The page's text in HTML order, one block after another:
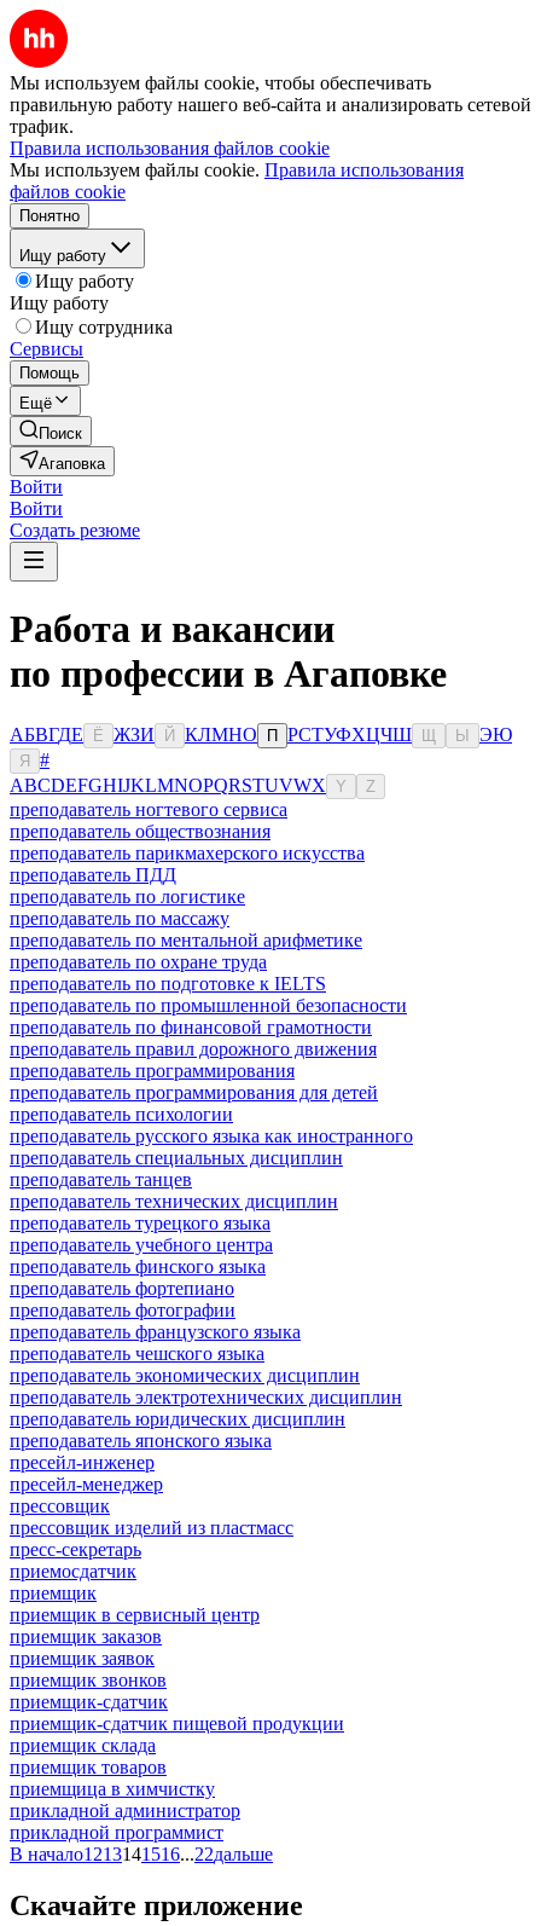
Мы используем файлы cookie, чтобы обеспечивать
правильную работу нашего веб-сайта и анализировать сетевой
трафик.
Правила использования файлов cookie
Мы используем файлы cookie. Правила использования
файлов cookie
Понятно
Ищу работу
Ищу работу
Ищу работу
Ищу сотрудника
Сервисы
Помощь
Ещё
Поиск
Агаповка
Войти
Войти
Создать резюме
Работа и вакансии
по профессии в Агаповке
АБВГДЕ Ё ЖЗИ Й КЛМНО П РСТУФХЦЧШ Ы ЭЮ
Я
#
ABCDEFGHIJKLMNOPQRSTUVWX Y Z
преподаватель ногтевого сервиса
преподаватель обществознания
преподаватель парикмахерского искусства
преподаватель ПДД
преподаватель по логистике
преподаватель по массажу
преподаватель по ментальной арифметике
преподаватель по охране труда
преподаватель по подготовке к IELTS
преподаватель по промышленной безопасности
преподаватель по финансовой грамотности
преподаватель правил дорожного движения
преподаватель программирования
преподаватель программирования для детей
преподаватель психологии
преподаватель русского языка как иностранного
преподаватель специальных дисциплин
преподаватель танцев
преподаватель технических дисциплин
преподаватель турецкого языка
преподаватель учебного центра
преподаватель финского языка
преподаватель фортепиано
преподаватель фотографии
преподаватель французского языка
преподаватель чешского языка
преподаватель экономических дисциплин
преподаватель электротехнических дисциплин
преподаватель юридических дисциплин
преподаватель японского языка
пресейл-инженер
пресейл-менеджер
прессовщик
прессовщик изделий из пластмасс
пресс-секретарь
приемосдатчик
приемщик
приемщик в сервисный центр
приемщик заказов
приемщик заявок
приемщик звонков
приемщик-сдатчик
приемщик-сдатчик пищевой продукции
приемщик склада
приемщик товаров
приемщица в химчистку
прикладной администратор
прикладной программист
В начало1213141516...22дальше
Скачайте приложение